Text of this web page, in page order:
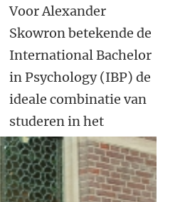
Voor Alexander
Skowron betekende de
International Bachelor
in Psychology (IBP) de
ideale combinatie van
studeren in het